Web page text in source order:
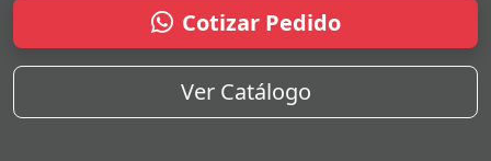
Cotizar Pedido
Ver Catálogo